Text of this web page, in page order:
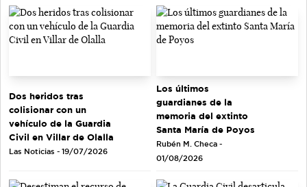
Dos heridos tras
colisionar con un
vehículo de la Guardia
Civil en Villar de Olalla
Las Noticias - 19/07/2026
Los últimos
guardianes de la
memoria del extinto
Santa María de Poyos
Rubén M. Checa -
01/08/2026